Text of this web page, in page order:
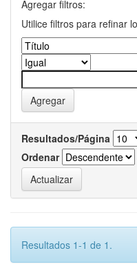
Agregar filtros:
Utilice filtros para refinar
Resultados/Página
Ordenar
Resultados 1-1 de 1.